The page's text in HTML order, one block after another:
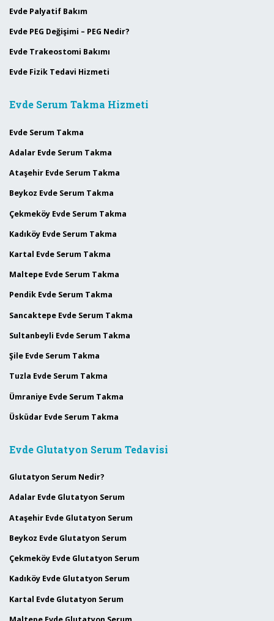
Evde Palyatif Bakım
Evde PEG Değişimi – PEG Nedir?
Evde Trakeostomi Bakımı
Evde Fizik Tedavi Hizmeti
Evde Serum Takma Hizmeti
Evde Serum Takma
Adalar Evde Serum Takma
Ataşehir Evde Serum Takma
Beykoz Evde Serum Takma
Çekmeköy Evde Serum Takma
Kadıköy Evde Serum Takma
Kartal Evde Serum Takma
Maltepe Evde Serum Takma
Pendik Evde Serum Takma
Sancaktepe Evde Serum Takma
Sultanbeyli Evde Serum Takma
Şile Evde Serum Takma
Tuzla Evde Serum Takma
Ümraniye Evde Serum Takma
Üsküdar Evde Serum Takma
Evde Glutatyon Serum Tedavisi
Glutatyon Serum Nedir?
Adalar Evde Glutatyon Serum
Ataşehir Evde Glutatyon Serum
Beykoz Evde Glutatyon Serum
Çekmeköy Evde Glutatyon Serum
Kadıköy Evde Glutatyon Serum
Kartal Evde Glutatyon Serum